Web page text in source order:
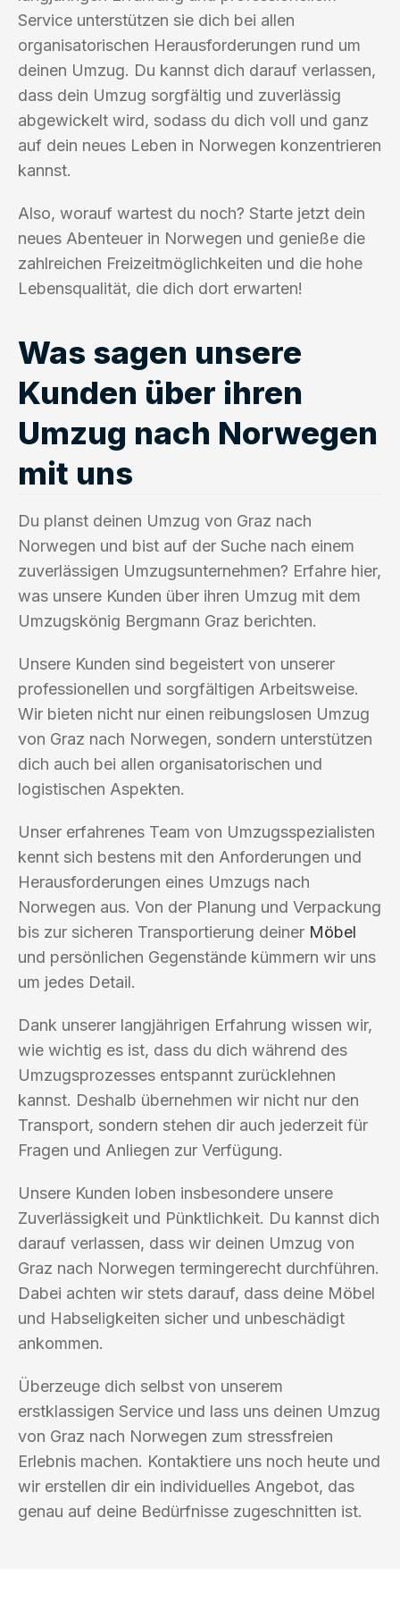
Service unterstützen sie dich bei allen
organisatorischen Herausforderungen rund um
deinen Umzug. Du kannst dich darauf verlassen,
dass dein Umzug sorgfältig und zuverlässig
abgewickelt wird, sodass du dich voll und ganz
auf dein neues Leben in Norwegen konzentrieren
kannst.
Also, worauf wartest du noch? Starte jetzt dein
neues Abenteuer in Norwegen und genieße die
zahlreichen Freizeitmöglichkeiten und die hohe
Lebensqualität, die dich dort erwarten!
Was sagen unsere
Kunden über ihren
Umzug nach Norwegen
mit uns
Du planst deinen Umzug von Graz nach
Norwegen und bist auf der Suche nach einem
zuverlässigen Umzugsunternehmen? Erfahre hier,
was unsere Kunden über ihren Umzug mit dem
Umzugskönig Bergmann Graz berichten.
Unsere Kunden sind begeistert von unserer
professionellen und sorgfältigen Arbeitsweise.
Wir bieten nicht nur einen reibungslosen Umzug
von Graz nach Norwegen, sondern unterstützen
dich auch bei allen organisatorischen und
logistischen Aspekten.
Unser erfahrenes Team von Umzugsspezialisten
kennt sich bestens mit den Anforderungen und
Herausforderungen eines Umzugs nach
Norwegen aus. Von der Planung und Verpackung
bis zur sicheren Transportierung deiner Möbel
und persönlichen Gegenstände kümmern wir uns
um jedes Detail.
Dank unserer langjährigen Erfahrung wissen wir,
wie wichtig es ist, dass du dich während des
Umzugsprozesses entspannt zurücklehnen
kannst. Deshalb übernehmen wir nicht nur den
Transport, sondern stehen dir auch jederzeit für
Fragen und Anliegen zur Verfügung.
Unsere Kunden loben insbesondere unsere
Zuverlässigkeit und Pünktlichkeit. Du kannst dich
darauf verlassen, dass wir deinen Umzug von
Graz nach Norwegen termingerecht durchführen.
Dabei achten wir stets darauf, dass deine Möbel
und Habseligkeiten sicher und unbeschädigt
ankommen.
Überzeuge dich selbst von unserem
erstklassigen Service und lass uns deinen Umzug
von Graz nach Norwegen zum stressfreien
Erlebnis machen. Kontaktiere uns noch heute und
wir erstellen dir ein individuelles Angebot, das
genau auf deine Bedürfnisse zugeschnitten ist.